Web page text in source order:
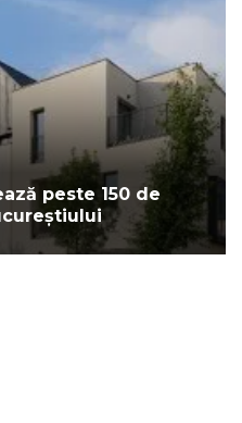
peste 150 de